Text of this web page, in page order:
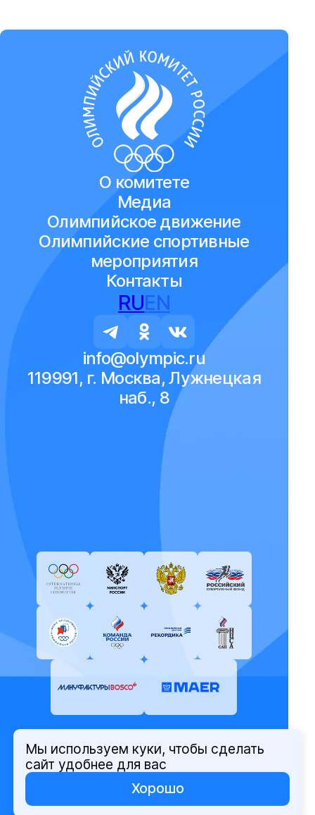
О комитете
Медиа
Олимпийское движение
Олимпийские спортивные
мероприятия
Контакты
RUEN
info@olympic.ru
119991, г. Москва, Лужнецкая
наб., 8
© Олимпийский комитет России,
2026
Политика защиты персональных
данных
Мы используем куки, чтобы сделать
сайт удобнее для вас
Хорошо